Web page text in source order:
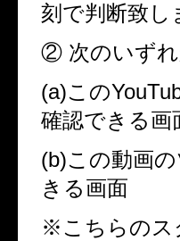
刻で判断致し
② 次のいず
(a)この
確認できる画
(b)この動画
きる画面
※こちらのス